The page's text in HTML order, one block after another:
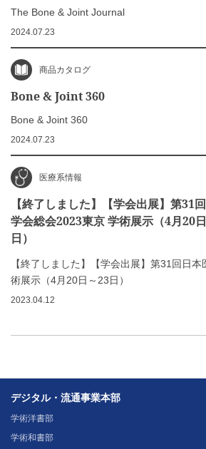
The Bone & Joint Journal
2024.07.23
商品カタログ
Bone & Joint 360
Bone & Joint 360
2024.07.23
医療系情報
【終了しました】【学会出展】第31
学会総会2023東京 学術展示（4月20
日）
【終了しました】【学会出展】第31回日
術展示（4月20日～23日）
2023.04.12
デジタル・流通事業本部
学術洋書部
学術和書部